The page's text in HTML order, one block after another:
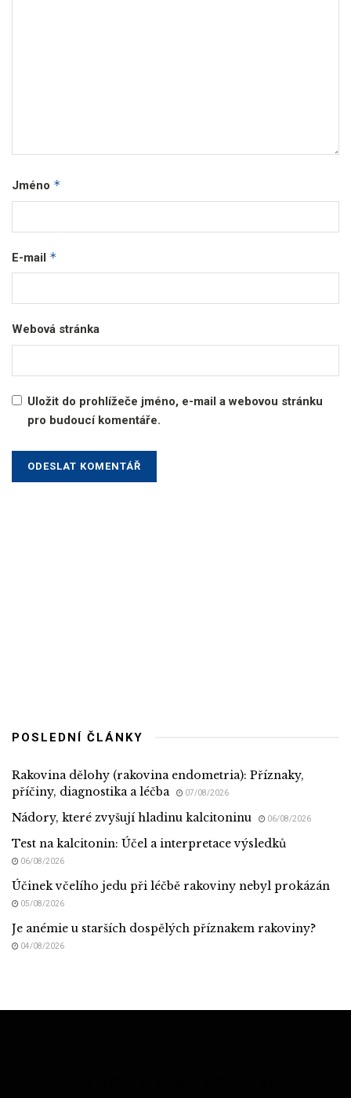
Jméno *
E-mail *
Webová stránka
Uložit do prohlížeče jméno, e-mail a webovou stránku
pro budoucí komentáře.
POSLEDNÍ ČLÁNKY
Rakovina dělohy (rakovina endometria): Příznaky,
příčiny, diagnostika a léčba
07/08/2026
Nádory, které zvyšují hladinu kalcitoninu 06/08/2026
Test na kalcitonin: Účel a interpretace výsledků
06/08/2026
Účinek včelího jedu při léčbě rakoviny nebyl prokázán
05/08/2026
Je anémie u starších dospělých příznakem rakoviny?
04/08/2026